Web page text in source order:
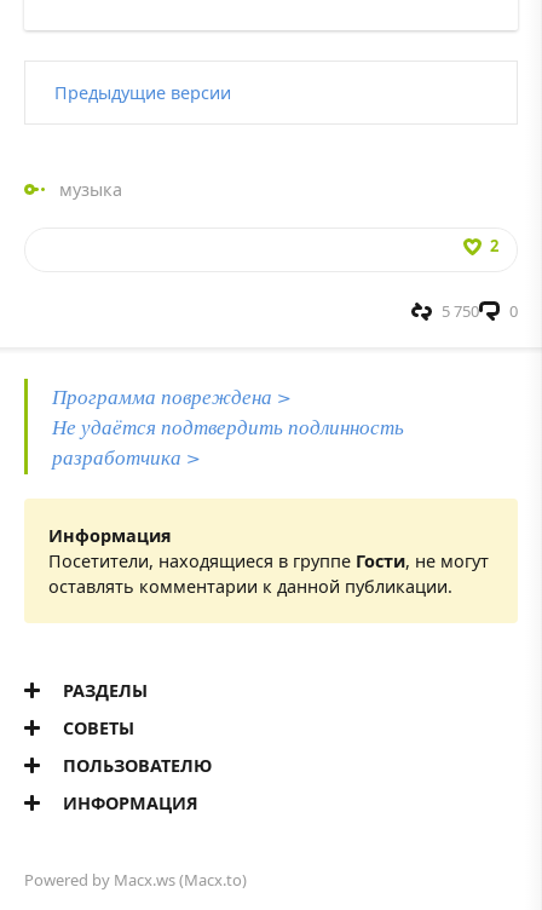
Предыдущие версии
музыка
2
0
5 750
Программа повреждена >
Не удаётся подтвердить подлинность
разработчика >
Информация
Посетители, находящиеся в группе Гости, не могут
оставлять комментарии к данной публикации.
РАЗДЕЛЫ
СОВЕТЫ
ПОЛЬЗОВАТЕЛЮ
ИНФОРМАЦИЯ
Powered by Macx.ws(Macx.to)